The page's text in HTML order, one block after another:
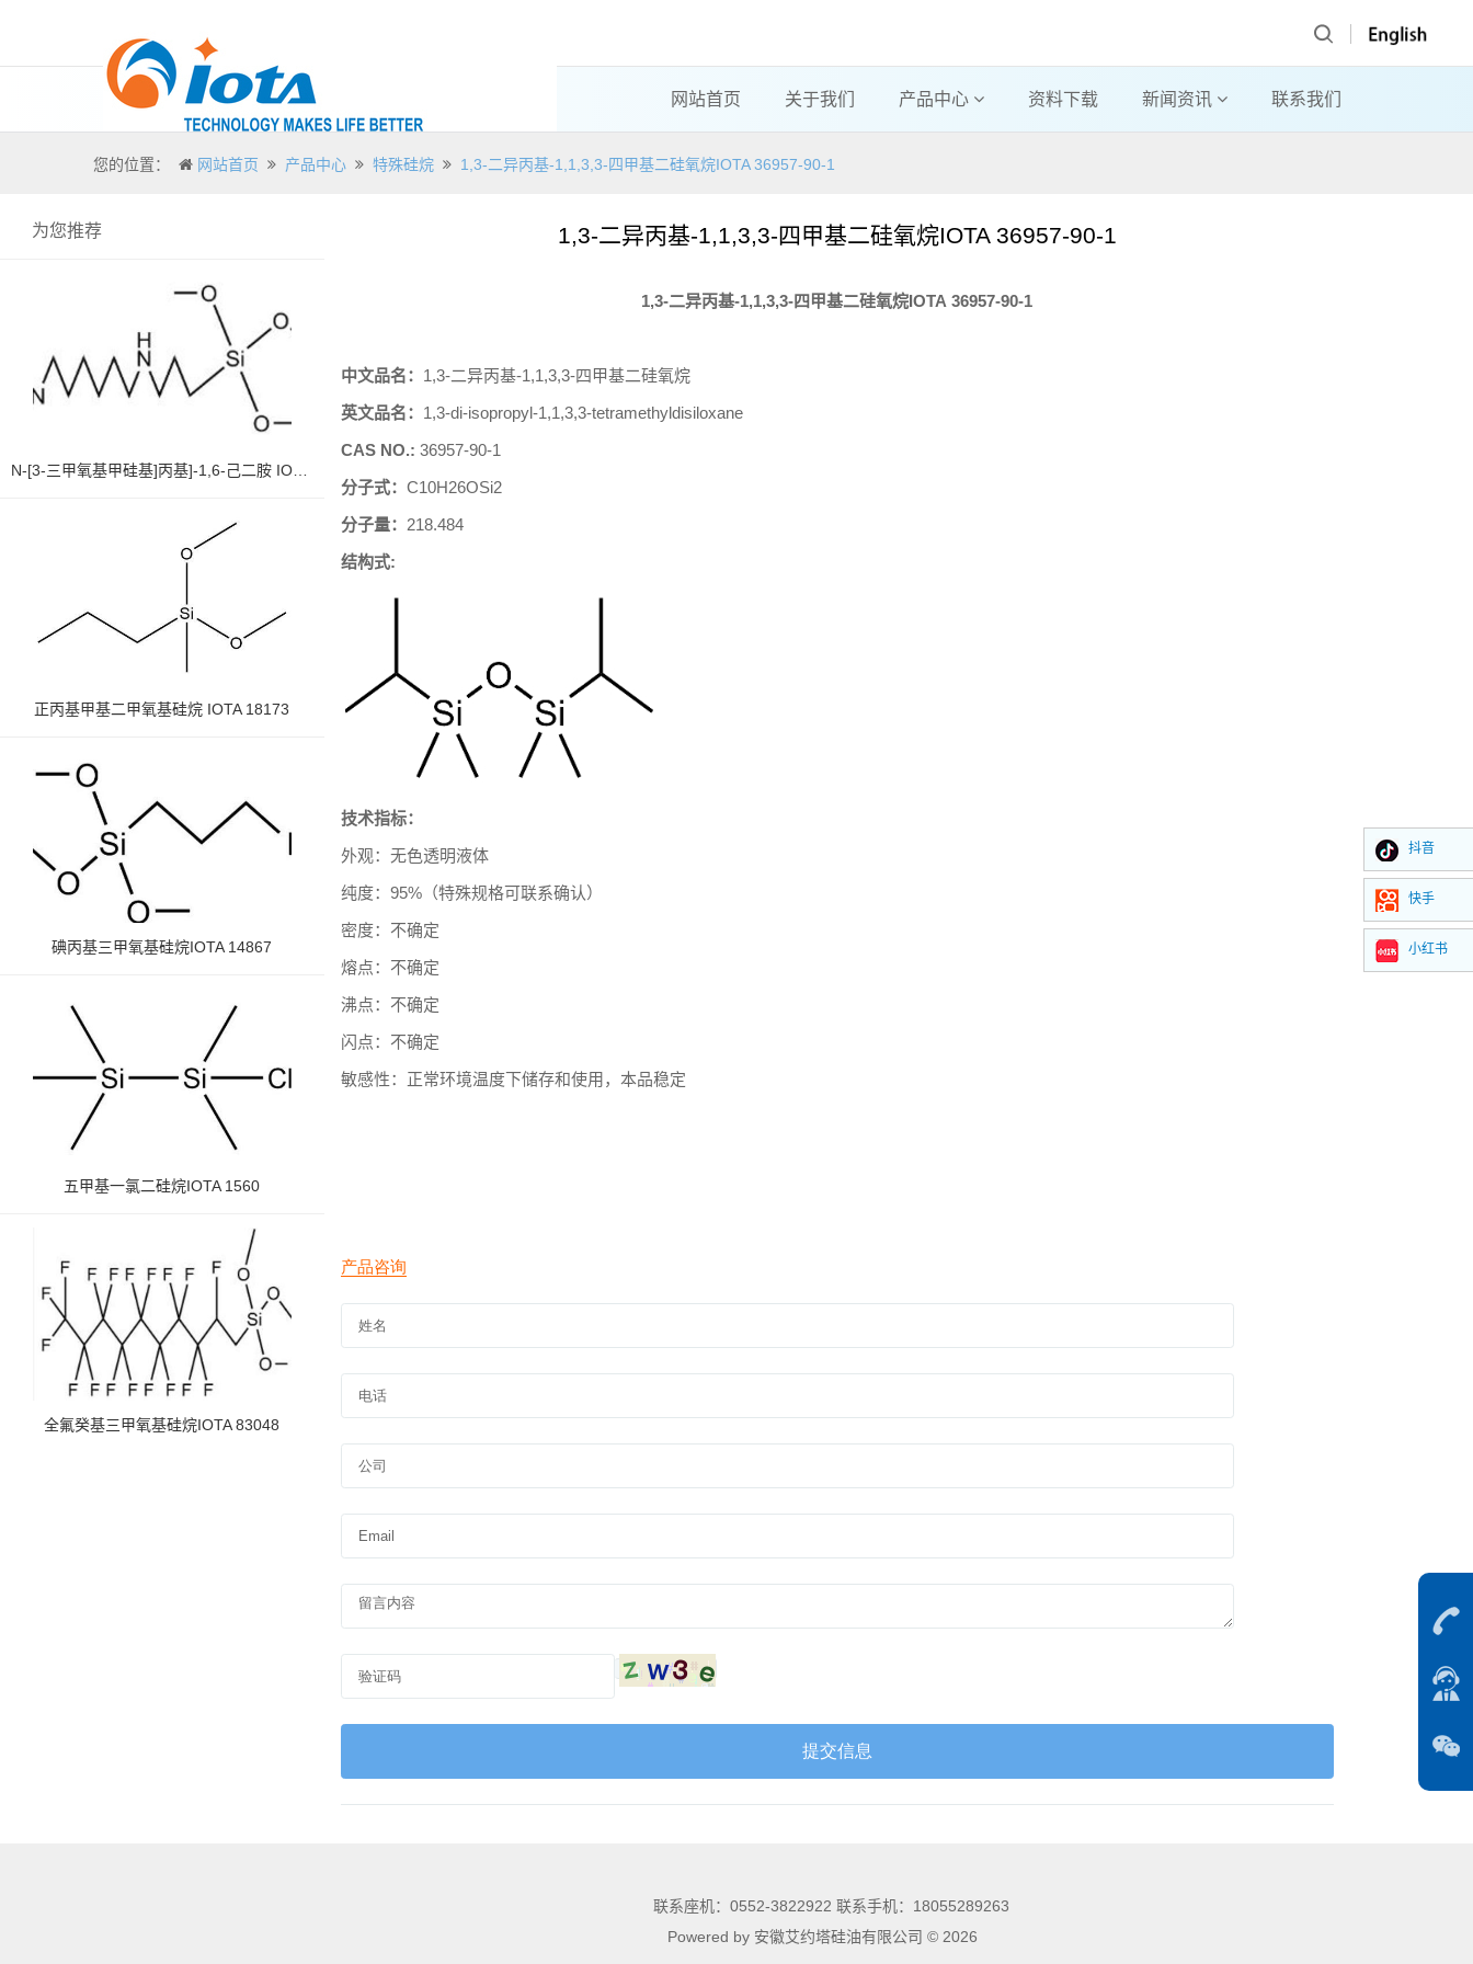
网站首页 关于我们 产品中心 资料下载 新闻资讯 联系我们
您的位置： 网站首页 产品中心 特殊硅烷 1,3-二异丙基-1,1,3,3-四甲基二硅氧烷IOTA 36957-90-1
为您推荐
正丙基甲基二甲氧基硅烷 IOTA 18173
碘丙基三甲氧基硅烷IOTA 14867
五甲基一氯二硅烷IOTA 1560
全氟癸基三甲氧基硅烷IOTA 83048
1,3-二异丙基-1,1,3,3-四甲基二硅氧烷IOTA 36957-90-1
1,3-二异丙基-1,1,3,3-四甲基二硅氧烷IOTA 36957-90-1
中文品名： 1,3-二异丙基-1,1,3,3-四甲基二硅氧烷
英文品名： 1,3-di-isopropyl-1,1,3,3-tetramethyldisiloxane
CAS NO.: 36957-90-1
分子式： C10H26OSi2
分子量： 218.484
结构式:
技术指标：
外观：无色透明液体
纯度： 95%（特殊规格可联系确认）
密度：不确定
熔点：不确定
沸点：不确定
闪点：不确定
敏感性：正常环境温度下储存和使用，本品稳定
联系座机：0552-3822922 联系手机：18055289263
Powered by 安徽艾约塔硅油有限公司 © 2026
抖音
快手
小红书